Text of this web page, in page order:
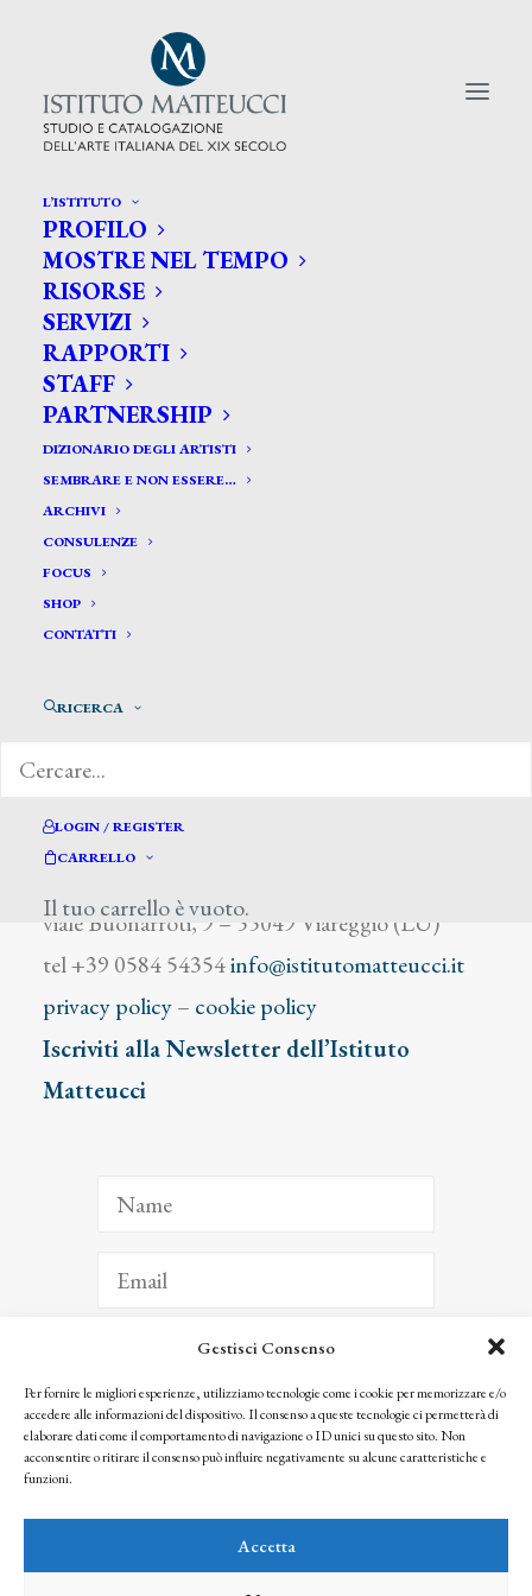
Gestisci Consenso
Per fornire le migliori esperienze, utilizziamo tecnologie come i cookie per memorizzare e/o
accedere alle informazioni del dispositivo. Il consenso a queste tecnologie ci permetterà di
elaborare dati come il comportamento di navigazione o ID unici su questo sito. Non
acconsentire o ritirare il consenso può influire negativamente su alcune caratteristiche e
funzioni.
Accetta
L’ISTITUTO
PROFILO
MOSTRE NEL TEMPO
RISORSE
SERVIZI
RAPPORTI
STAFF
PARTNERSHIP
DIZIONARIO DEGLI ARTISTI
SEMBRARE E NON ESSERE…
ARCHIVI
CONSULENZE
FOCUS
SHOP
CONTATTI
RICERCA
LOGIN / REGISTER
CARRELLO
Il tuo carrello è vuoto.
CERCA TRA GLI ARTISTI:
Search
for:
Pavesi Bulbi Paolino
viale Buonarroti, 9 – 55049 Viareggio (LU)
tel +39 0584 54354info@istitutomatteucci.it
privacy policy– cookie policy
Iscriviti alla Newsletter dell’Istituto
Matteucci
ISCRIVITI
Facendo clic per iscriverti, riconosci che le tue informazioni saranno trattate
seguendo la nostra Privacy Policy
© 2025 Istituto Matteucci. All right reserved
l’autorizzazione scritta dei proprietari dei diritti e dell’Istituto Matteucci